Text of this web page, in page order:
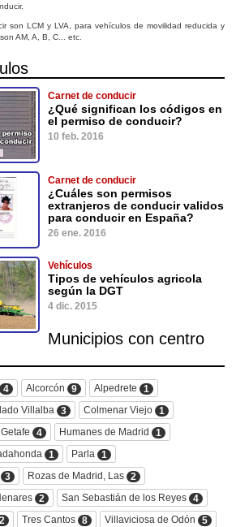
son LCM y LVA, para vehículos de movilidad reducida y
AM, A, B, C... etc.
Carnet de conducir
¿Qué significan los códigos en
el permiso de conducir?
10 feb. 2016
Carnet de conducir
¿Cuáles son permisos
extranjeros de conducir validos
para conducir en España?
26 ene. 2016
Vehículos
Tipos de vehículos agricola
según la DGT
4 dic. 2015
Municipios con centro
4 Alcorcón 9 Alpedrete
1
Villalba 3 Colmenar Viejo 1
Getafe 4 Humanes de Madrid
1
1 Parla
1
3 Rozas de Madrid, Las 2
2 San Sebastián de los Reyes 4
2 Tres Cantos 8 Villaviciosa de Odón 5